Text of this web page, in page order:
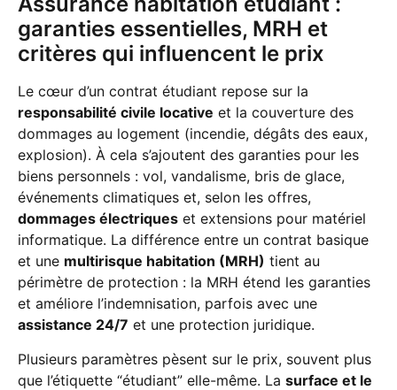
garanties essentielles, MRH et
critères qui influencent le prix
Le cœur d’un contrat étudiant repose sur la
responsabilité civile locative et la couverture des
dommages au logement (incendie, dégâts des eaux,
explosion). À cela s’ajoutent des garanties pour les
biens personnels : vol, vandalisme, bris de glace,
événements climatiques et, selon les offres,
dommages électriques et extensions pour matériel
informatique. La différence entre un contrat basique
et une multirisque habitation (MRH) tient au
périmètre de protection : la MRH étend les garanties
et améliore l’indemnisation, parfois avec une
assistance 24/7 et une protection juridique.
Plusieurs paramètres pèsent sur le prix, souvent plus
que l’étiquette “étudiant” elle-même. La surface et le